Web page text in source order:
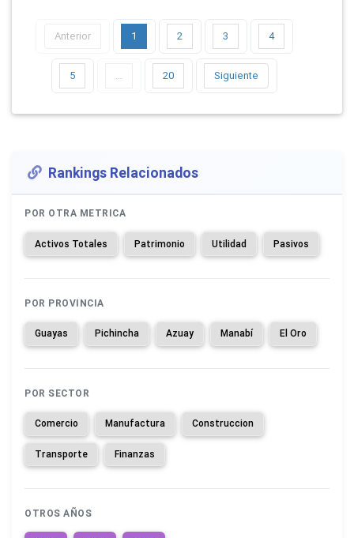
Anterior 1 2 3 4
5 … 20 Siguiente
Rankings Relacionados
POR OTRA METRICA
Activos Totales Patrimonio Utilidad Pasivos
POR PROVINCIA
Guayas Pichincha Azuay Manabí El Oro
POR SECTOR
Comercio Manufactura Construccion
Transporte Finanzas
OTROS AÑOS